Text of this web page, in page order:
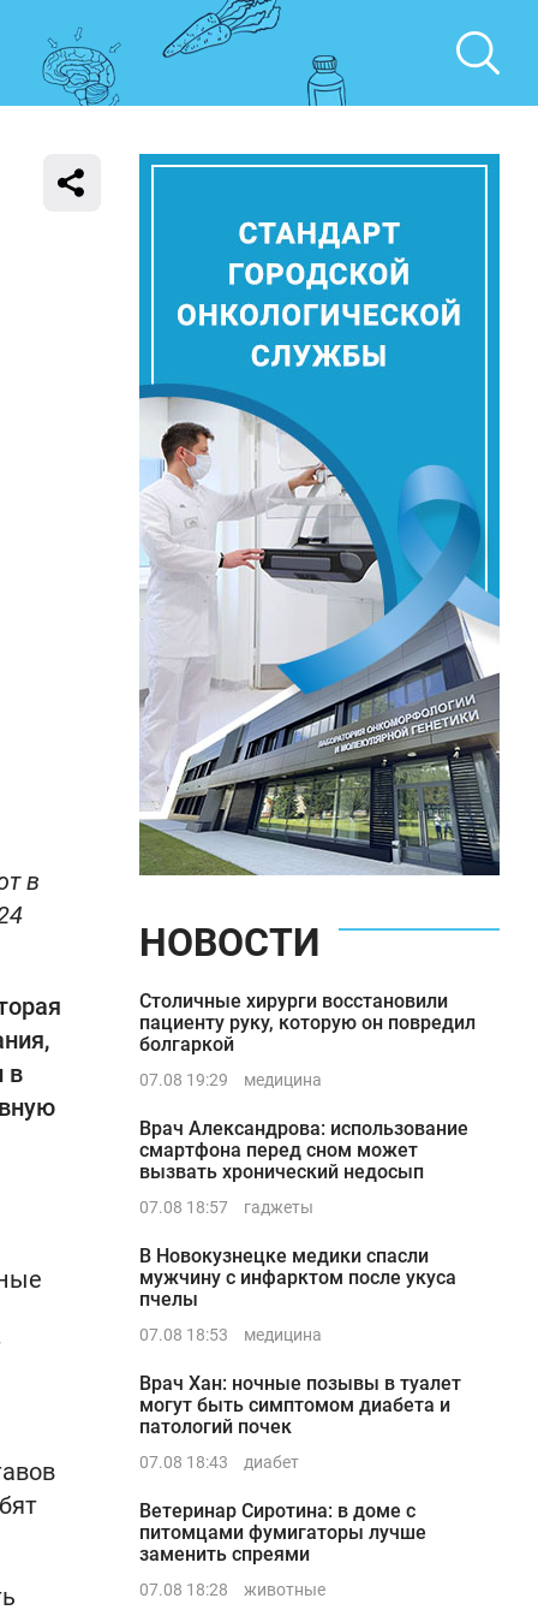
в
в
НОВОСТИ
Столичные хирурги восстановили
пациенту руку, которую он повредил
болгаркой
07.08 19:29 медицина
Врач Александрова: использование
смартфона перед сном может
вызвать хронический недосып
07.08 18:57 гаджеты
В Новокузнецке медики спасли
мужчину с инфарктом после укуса
пчелы
07.08 18:53 медицина
Врач Хан: ночные позывы в туалет
могут быть симптомом диабета и
патологий почек
07.08 18:43 диабет
Ветеринар Сиротина: в доме с
питомцами фумигаторы лучше
заменить спреями
07.08 18:28 животные